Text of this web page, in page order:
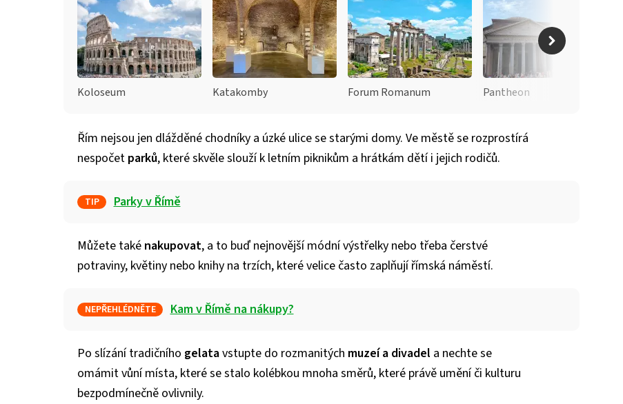
Koloseum Katakomby Forum Romanum Pantheon
Řím nejsou jen dlážděné chodníky a úzké ulice se starými domy. Ve městě se rozprostírá
nespočet parků, které skvěle slouží k letním piknikům a hrátkám dětí i jejich rodičů.
TIP Parky v Římě
Můžete také nakupovat, a to buď nejnovější módní výstřelky nebo třeba čerstvé
potraviny, květiny nebo knihy na trzích, které velice často zaplňují římská náměstí.
NEPŘEHLÉDNĚTE Kam v Římě na nákupy?
Po slízání tradičního gelatavstupte do rozmanitých muzeí a divadel a nechte se
omámit vůní místa, které se stalo kolébkou mnoha směrů, které právě umění či kulturu
bezpodmínečně ovlivnily.